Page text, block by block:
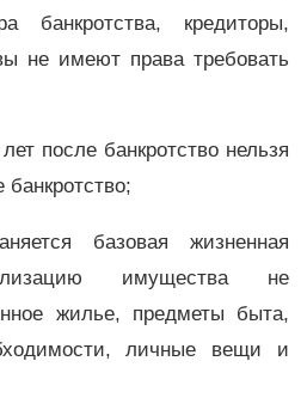
банкротства, кредиторы,
не имеют права требовать
после банкротство нельзя
банкротство;
базовая жизненная
имущества не
жилье, предметы быта,
личные вещи и